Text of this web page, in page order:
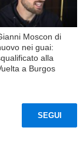
Moscon di
nei guai:
alla
a Burgos
SEGUI